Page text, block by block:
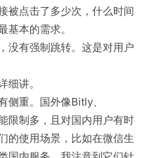
被点击了多少次，什么时间
基本的需求。
没有强制跳转。这是对用户
细讲。
侧重。国外像Bitly、
限制多，且对国内用户有时
的使用场景，比如在微信生